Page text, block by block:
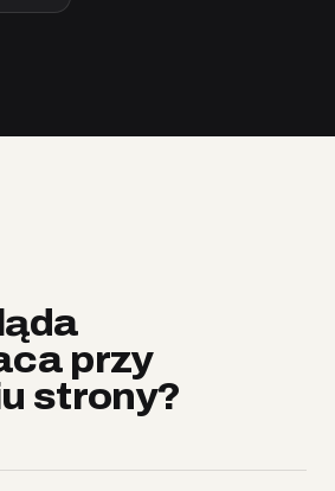
przy
strony?